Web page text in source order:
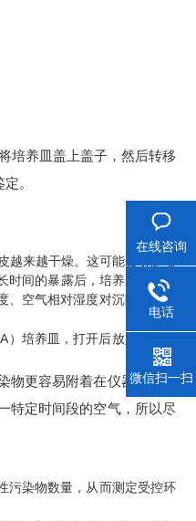
培养皿盖上盖子，然后转移
。
来越干燥。这可能会引起培
间的暴露后，培养皿上的微
空气相对湿度对沉降菌平皿
培养皿，打开后放入浮游菌
物更容易附着在仪器外表面
特定时间段的空气，所以尽
污染物数量，从而测定受控环
在线咨询
电话
微信扫一扫